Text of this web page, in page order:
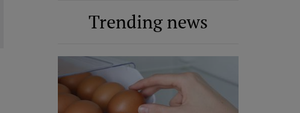
Trending news